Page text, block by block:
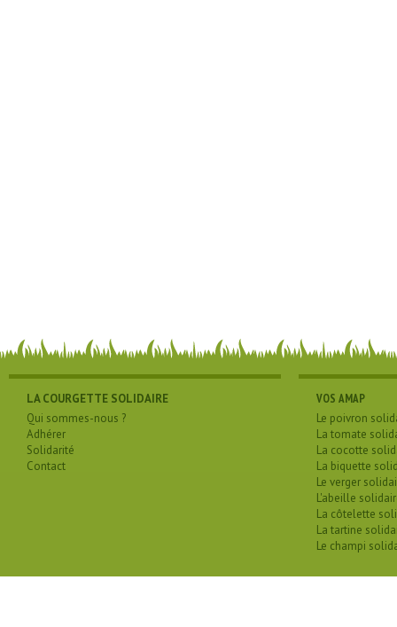
LA COURGETTE SOLIDAIRE
Qui sommes-nous ?
Adhérer
Solidarité
Contact
VOS AMAP
Le poivron
La tomate
La cocotte
La biquette
Le verger
L'abeille
La côtelette
La tartine
Le champi